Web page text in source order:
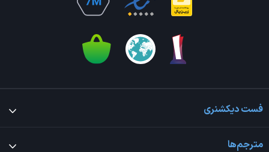
فست دیکشنری
مترجم‌ها